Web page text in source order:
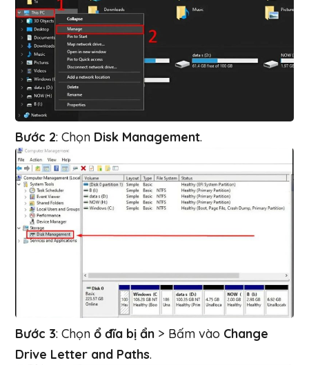
Bước 2: Chọn Disk Management.
Bước 3: Chọnổ đĩa bị ẩn > Bấm vào Change
Drive Letter and Paths.